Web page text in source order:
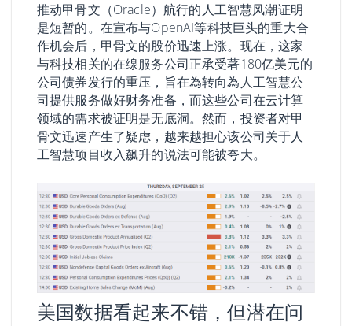
推动甲骨文（Oracle）航行的人工智慧风潮证明
是短暂的。在宣布与OpenAI等科技巨头的重大合
作机会后，甲骨文的股价迅速上涨。现在，这家
与科技相关的在缐服务公司正承受著180亿美元的
公司债券发行的重压，旨在為转向為人工智慧公
司提供服务做好财务准备，而这些公司在云计算
领域的需求被证明是无底洞。然而，投资者对甲
骨文迅速产生了疑虑，越来越担心该公司关于人
工智慧项目收入飙升的说法可能被夸大。
美国数据看起来不错，但潜在问